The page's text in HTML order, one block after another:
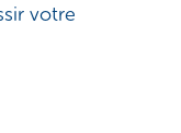
votre